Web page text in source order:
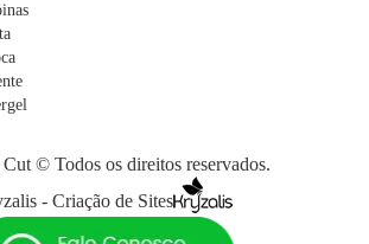
Cut © Todos os direitos reservados.
- Criação de Sites